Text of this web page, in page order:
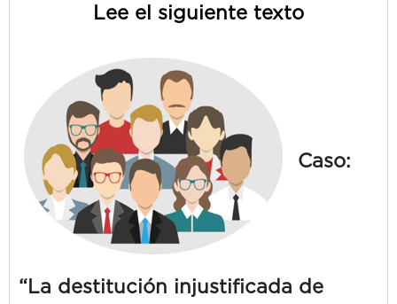
Lee el siguiente texto
Caso:
“La destitución injustificada de